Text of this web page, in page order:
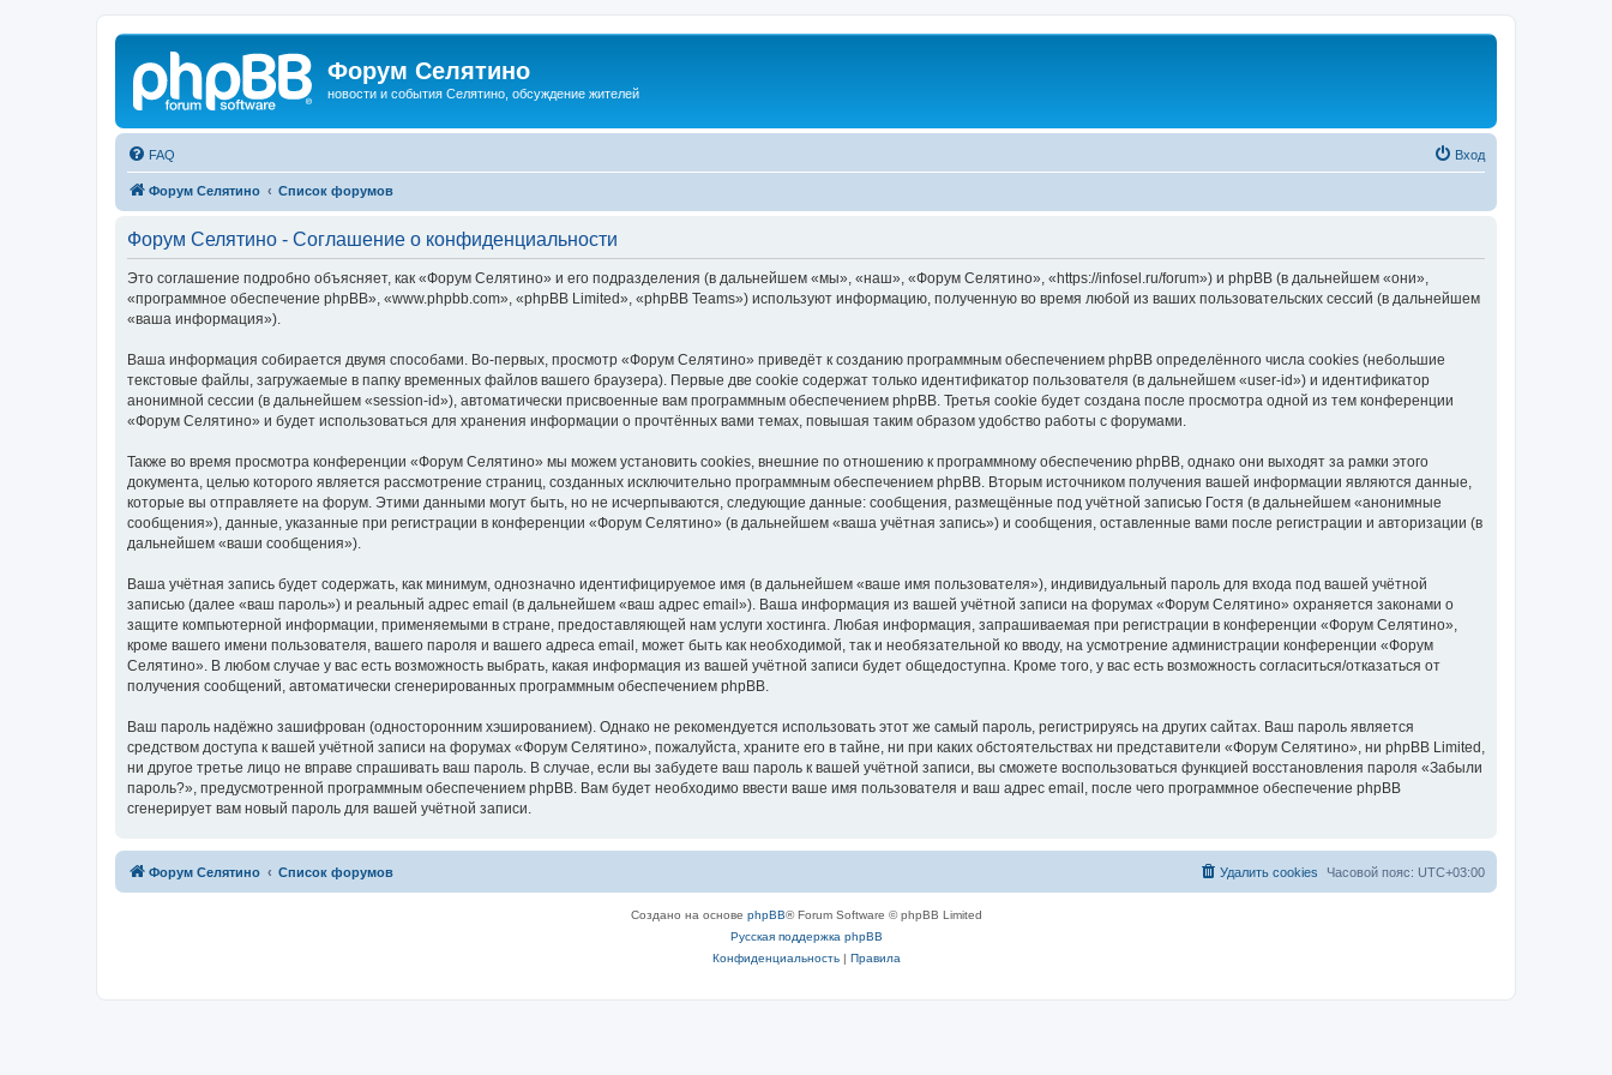
Форум Селятино
новости и события Селятино, обсуждение жителей
FAQ Вход
Форум Селятино Список форумов
Форум Селятино - Соглашение о конфиденциальности
Это соглашение подробно объясняет, как «Форум Селятино» и его подразделения (в дальнейшем «мы», «наш», «Форум Селятино», «https://infosel.ru/forum») и phpBB (в дальнейшем «они»,
«программное обеспечение phpBB», «www.phpbb.com», «phpBB Limited», «phpBB Teams») используют информацию, полученную во время любой из ваших пользовательских сессий (в дальнейшем
«ваша информация»).
Ваша информация собирается двумя способами. Во-первых, просмотр «Форум Селятино» приведёт к созданию программным обеспечением phpBB определённого числа cookies (небольшие
текстовые файлы, загружаемые в папку временных файлов вашего браузера). Первые две cookie содержат только идентификатор пользователя (в дальнейшем «user-id») и идентификатор
анонимной сессии (в дальнейшем «session-id»), автоматически присвоенные вам программным обеспечением phpBB. Третья cookie будет создана после просмотра одной из тем конференции
«Форум Селятино» и будет использоваться для хранения информации о прочтённых вами темах, повышая таким образом удобство работы с форумами.
Также во время просмотра конференции «Форум Селятино» мы можем установить cookies, внешние по отношению к программному обеспечению phpBB, однако они выходят за рамки этого
документа, целью которого является рассмотрение страниц, созданных исключительно программным обеспечением phpBB. Вторым источником получения вашей информации являются данные,
которые вы отправляете на форум. Этими данными могут быть, но не исчерпываются, следующие данные: сообщения, размещённые под учётной записью Гостя (в дальнейшем «анонимные
сообщения»), данные, указанные при регистрации в конференции «Форум Селятино» (в дальнейшем «ваша учётная запись») и сообщения, оставленные вами после регистрации и авторизации (в
дальнейшем «ваши сообщения»).
Ваша учётная запись будет содержать, как минимум, однозначно идентифицируемое имя (в дальнейшем «ваше имя пользователя»), индивидуальный пароль для входа под вашей учётной
записью (далее «ваш пароль») и реальный адрес email (в дальнейшем «ваш адрес email»). Ваша информация из вашей учётной записи на форумах «Форум Селятино» охраняется законами о
защите компьютерной информации, применяемыми в стране, предоставляющей нам услуги хостинга. Любая информация, запрашиваемая при регистрации в конференции «Форум Селятино»,
кроме вашего имени пользователя, вашего пароля и вашего адреса email, может быть как необходимой, так и необязательной ко вводу, на усмотрение администрации конференции «Форум
Селятино». В любом случае у вас есть возможность выбрать, какая информация из вашей учётной записи будет общедоступна. Кроме того, у вас есть возможность согласиться/отказаться от
получения сообщений, автоматически сгенерированных программным обеспечением phpBB.
Ваш пароль надёжно зашифрован (односторонним хэшированием). Однако не рекомендуется использовать этот же самый пароль, регистрируясь на других сайтах. Ваш пароль является
средством доступа к вашей учётной записи на форумах «Форум Селятино», пожалуйста, храните его в тайне, ни при каких обстоятельствах ни представители «Форум Селятино», ни phpBB Limited,
ни другое третье лицо не вправе спрашивать ваш пароль. В случае, если вы забудете ваш пароль к вашей учётной записи, вы сможете воспользоваться функцией восстановления пароля «Забыли
пароль?», предусмотренной программным обеспечением phpBB. Вам будет необходимо ввести ваше имя пользователя и ваш адрес email, после чего программное обеспечение phpBB
сгенерирует вам новый пароль для вашей учётной записи.
Форум Селятино Список форумов Часовой пояс: UTC+03:00
Удалить cookies
Создано на основе phpBB® Forum Software © phpBB Limited
Русская поддержка phpBB
Конфиденциальность| Правила